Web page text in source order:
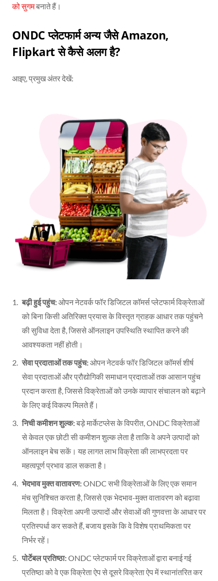
को सुगमबनाते हैं।
ONDC प्लेटफार्म अन्य जैसे Amazon,
Flipkart से कैसे अलग है?
आइए, प्रमुख अंतर देखें:
बढ़ी हुई पहुंच:ओपन नेटवर्क फॉर डिजिटल कॉमर्स प्लेटफार्म विक्रेताओं
को बिना किसी अतिरिक्त प्रयास के विस्तृत ग्राहक आधार तक पहुंचने
की सुविधा देता है, जिससे ऑनलाइन उपस्थिति स्थापित करने की
आवश्यकता नहीं होती।
सेवा प्रदाताओं तक पहुंच:ओपन नेटवर्क फॉर डिजिटल कॉमर्स शीर्ष
सेवा प्रदाताओं और प्रौद्योगिकी समाधान प्रदाताओं तक आसान पहुंच
प्रदान करता है, जिससे विक्रेताओं को उनके व्यापार संचालन को बढ़ाने
के लिए कई विकल्प मिलते हैं।
निची कमीशन शुल्क:बड़े मार्केटप्लेस के विपरीत, ONDC विक्रेताओं
से केवल एक छोटी सी कमीशन शुल्क लेता है ताकि वे अपने उत्पादों को
ऑनलाइन बेच सकें। यह लागत लाभ विक्रेता की लाभप्रदता पर
महत्वपूर्ण प्रभाव डाल सकता है।
भेदभाव मुक्त वातावरण:ONDC सभी विक्रेताओं के लिए एक समान
मंच सुनिश्चित करता है, जिससे एक भेदभाव-मुक्त वातावरण को बढ़ावा
मिलता है। विक्रेता अपनी उत्पादों और सेवाओं की गुणवत्ता के आधार पर
प्रतिस्पर्धा कर सकते हैं, बजाय इसके कि वे विशेष प्राथमिकता पर
निर्भर रहें।
पोर्टेबल प्रतिष्ठा:ONDC प्लेटफार्म पर विक्रेताओं द्वारा बनाई गई
प्रतिष्ठा को वे एक विक्रेता ऐप से दूसरे विक्रेता ऐप में स्थानांतरित कर